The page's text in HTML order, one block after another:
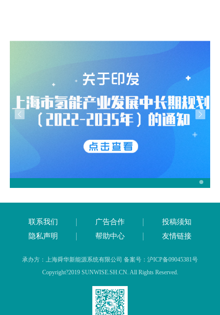
联系我们 广告合作
投稿须知
隐私声明
帮助中心 友情链接
承办方：上海舜华新能源系统有限公司 备案号：沪ICP备09045381号
Copyright?2019 SUNWISE.SH.CN. All Rights Reserved.